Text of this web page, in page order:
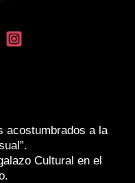
acostumbrados a la
Cultural en el